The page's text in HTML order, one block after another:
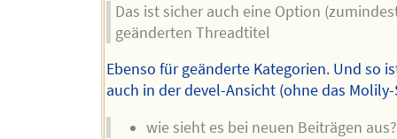
Das ist sicher auch eine Option
geänderten Threadtitel
Ebenso für geänderte Kategorien. Und so
auch in der devel-Ansicht (ohne das
wie sieht es bei neuen Beiträgen